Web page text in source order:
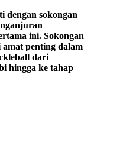
dengan sokongan
ini. Sokongan
penting dalam
dari
hingga ke tahap